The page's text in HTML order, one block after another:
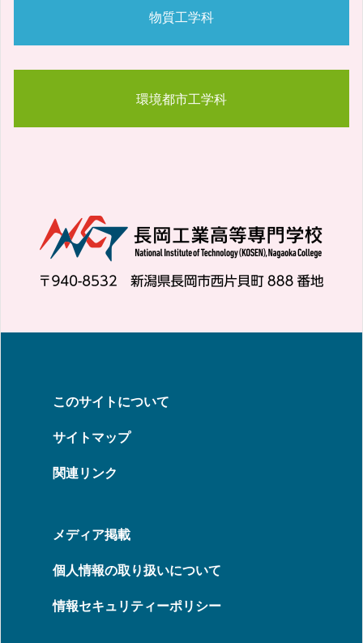
物質工学科
環境都市工学科
このサイトについて
サイトマップ
関連リンク
メディア掲載
個人情報の取り扱いについて
情報セキュリティーポリシー